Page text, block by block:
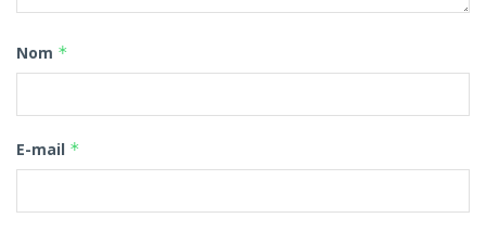
Nom *
E-mail *